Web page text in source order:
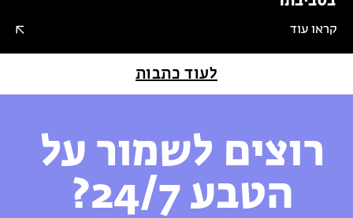
קראו עוד
לעוד כתבות
רוצים לשמור על
הטבע 24/7?